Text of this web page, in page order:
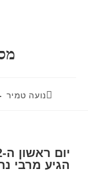
נועה טמיר
הגיע מרבי